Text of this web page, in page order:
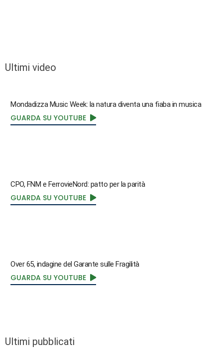
Ultimi video
Mondadizza Music Week: la natura diventa una fiaba in musica
GUARDA SU YOUTUBE
CPO, FNM e FerrovieNord: patto per la parità
GUARDA SU YOUTUBE
Over 65, indagine del Garante sulle Fragilità
GUARDA SU YOUTUBE
Ultimi pubblicati